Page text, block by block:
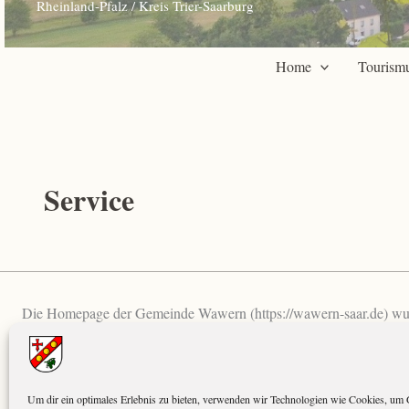
Um dir ein optimales Erlebnis zu bieten, verwenden wir Technologien wie Cookies, um
Rheinland-Pfalz / Kreis Trier-Saarburg
Home
Service
Die Homepage der Gemeinde Wawern (https://wawern-saar.de)
benutzerfreundlicher und ansprechender zu […]